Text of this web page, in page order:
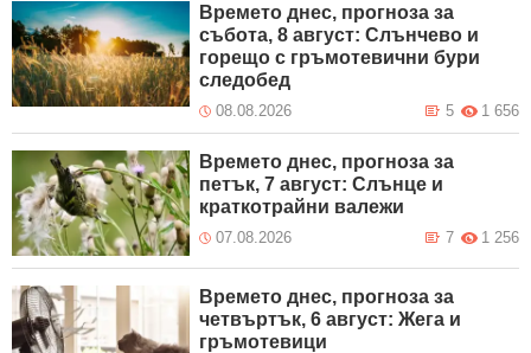
Времето днес, прогноза за
събота, 8 август: Слънчево и
горещо с гръмотевични бури
следобед
08.08.2026 1 656
5
Времето днес, прогноза за
петък, 7 август: Слънце и
краткотрайни валежи
07.08.2026 1 256
7
Времето днес, прогноза за
четвъртък, 6 август: Жега и
гръмотевици